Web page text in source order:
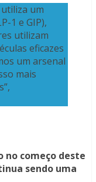
um
1 e GIP),
utilizam
eficazes
um arsenal
mais
no começo deste
sendo uma